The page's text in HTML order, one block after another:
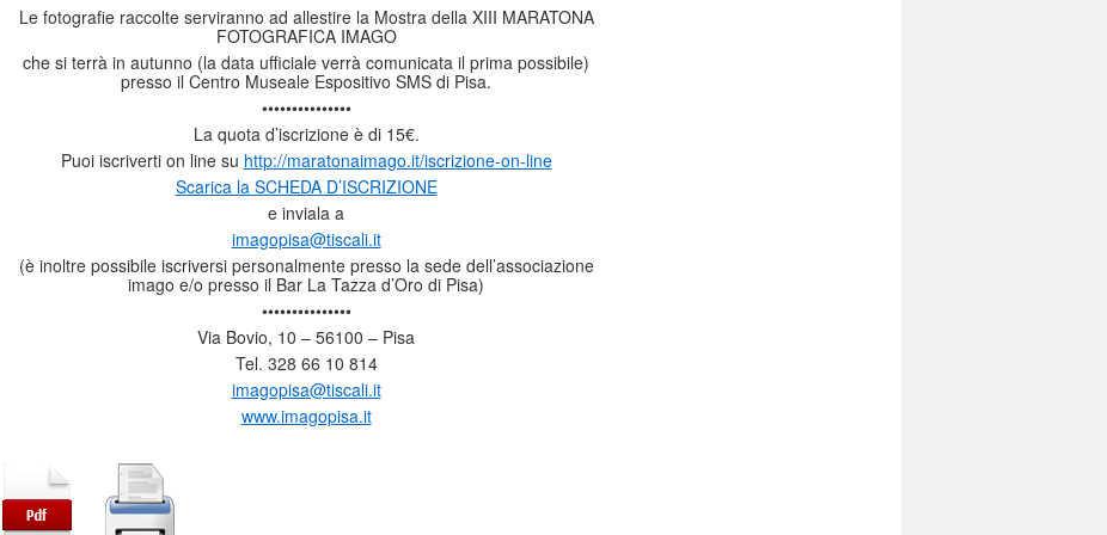
Le fotografie raccolte serviranno ad allestire la Mostra della XIII MARATONA
FOTOGRAFICA IMAGO
che si terrà in autunno (la data ufficiale verrà comunicata il prima possibile)
presso il Centro Museale Espositivo SMS di Pisa.
•••••••••••••••
La quota d’iscrizione è di 15€.
Puoi iscriverti on line su http://maratonaimago.it/iscrizione-on-line
Scarica la SCHEDA D’ISCRIZIONE
e inviala a
imagopisa@tiscali.it
(è inoltre possibile iscriversi personalmente presso la sede dell’associazione
imago e/o presso il Bar La Tazza d’Oro di Pisa)
•••••••••••••••
Via Bovio, 10 – 56100 – Pisa
Tel. 328 66 10 814
imagopisa@tiscali.it
www.imagopisa.it